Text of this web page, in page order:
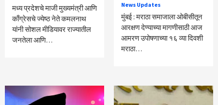
मध्य प्रदेशचे माजी मुख्यमंत्री आणि
काँग्रेसचे ज्येष्ठ नेते कमलनाथ
यांनी सोशल मीडियावर राज्यातील
जनतेला आणि…
News Updates
मुंबई : मराठा समाजाला ओबीसीतून
आरक्षण देण्याच्या मागणीसाठी आज
आमरण उपोषणाच्या १६ व्या दिवशी
मराठा…